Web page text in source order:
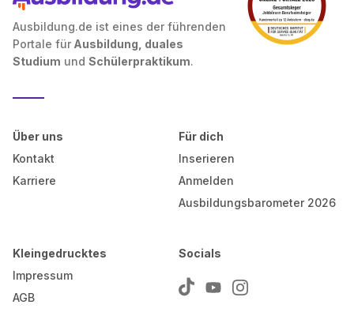
Ausbildung.de ist eines der führenden
Portale für Ausbildung, duales
Studium und Schülerpraktikum.
Über uns
Kontakt
Karriere
Für dich
Inserieren
Anmelden
Ausbildungsbarometer 2026
Kleingedrucktes
Impressum
AGB
Socials